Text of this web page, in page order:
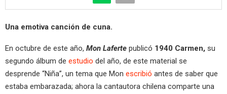
Una emotiva canción de cuna.
En octubre de este año, Mon Laferte publicó 1940 Carmen, su
segundo álbum de estudio del año, de este material se
desprende “Niña”, un tema que Mon escribió antes de saber que
estaba embarazada; ahora la cantautora chilena comparte una